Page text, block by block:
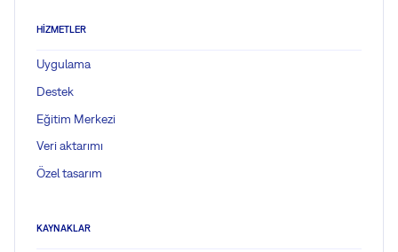
HIZMETLER
Uygulama
Destek
Eğitim Merkezi
Veri aktarımı
Özel tasarım
KAYNAKLAR